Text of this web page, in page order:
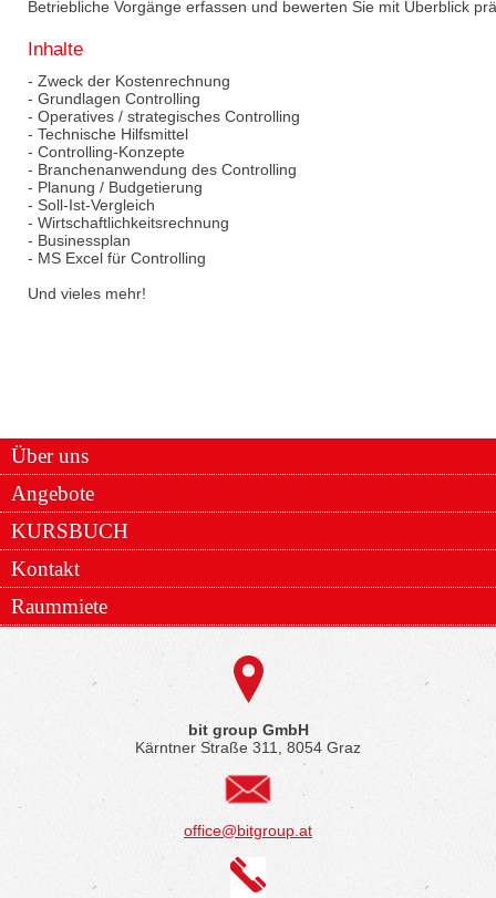
Betriebliche Vorgänge erfassen und bewerten Sie mit Überblick
Inhalte
- Zweck der Kostenrechnung
- Grundlagen Controlling
- Operatives / strategisches Controlling
- Technische Hilfsmittel
- Controlling-Konzepte
- Branchenanwendung des Controlling
- Planung / Budgetierung
- Soll-Ist-Vergleich
- Wirtschaftlichkeitsrechnung
- Businessplan
- MS Excel für Controlling
Und vieles mehr!
Über uns
Angebote
KURSBUCH
Kontakt
Raummiete
bit group GmbH
Kärntner Straße 311, 8054 Graz
office@bitgroup.at